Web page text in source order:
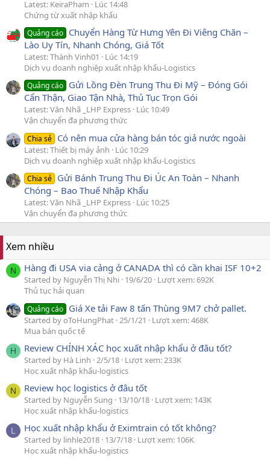
Latest: KeiraPham
Lúc 14:48
Chứng từ xuất nhập khẩu
Quảng cáo Chuyển Hàng Từ Hưng Yên Đi Viêng Chăn –
Lào Uy Tín, Nhanh Chóng, Giá Tốt
Latest: Thành Vinh01
Lúc 14:19
Dịch vụ doanh nghiệp xuất nhập khẩu-Logistics
Quảng cáo Gửi Lồng Đèn Trung Thu Đi Mỹ – Đóng Gói
Cẩn Thận, Giao Tận Nhà, Thủ Tục Trọn Gói
Latest: Văn Nhã _LHP Express Lúc 10:49
Vận chuyển đa phương thức
Chia sẻ Có nên mua cửa hàng bán tóc giả nước ngoài
Latest: Thiết bị máy ảnh
Lúc 10:29
Dịch vụ doanh nghiệp xuất nhập khẩu-Logistics
Chia sẻ Gửi Bánh Trung Thu Đi Úc An Toàn – Nhanh
Chóng – Bao Thuế Nhập Khẩu
Latest: Văn Nhã _LHP Express Lúc 10:25
Vận chuyển đa phương thức
Xem nhiều
N Hàng đi USA via cảng ở CANADA thì có cần khai ISF 10+2
Started by Nguyễn Thị Nhi 19/6/20 Lượt xem: 692K
Thủ tục hải quan
Quảng cáo Giá Xe tải Faw 8 tấn Thùng 9M7 chở pallet.
Started by oToHungPhat 25/1/21
Lượt xem: 468K
Mua bán quốc tế
H Review CHÍNH XÁC học xuất nhập khẩu ở đâu tốt?
Started by Hà Linh 2/5/18 Lượt xem: 233K
Học xuất nhập khẩu-logistics
N Review học logistics ở đâu tốt
Started by Nguyễn Sung 13/10/18 Lượt xem: 143K
Học xuất nhập khẩu-logistics
L Học xuất nhập khẩu ở Eximtrain có tốt không?
Started by linhle2018 13/7/18 Lượt xem: 106K
Học xuất nhập khẩu-logistics